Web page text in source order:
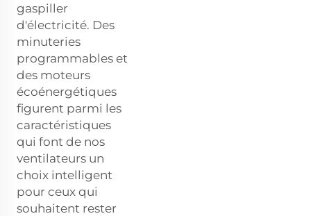
gaspiller
d'électricité. Des
minuteries
programmables et
des moteurs
écoénergétiques
figurent parmi les
caractéristiques
qui font de nos
ventilateurs un
choix intelligent
pour ceux qui
souhaitent rester